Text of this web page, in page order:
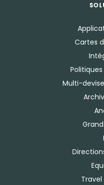
Cartes
Multi-